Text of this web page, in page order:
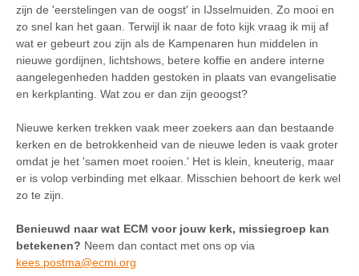
zijn de 'eerstelingen van de oogst' in IJsselmuiden. Zo mooi en
zo snel kan het gaan. Terwijl ik naar de foto kijk vraag ik mij af
wat er gebeurt zou zijn als de Kampenaren hun middelen in
nieuwe gordijnen, lichtshows, betere koffie en andere interne
aangelegenheden hadden gestoken in plaats van evangelisatie
en kerkplanting. Wat zou er dan zijn geoogst?
Nieuwe kerken trekken vaak meer zoekers aan dan bestaande
kerken en de betrokkenheid van de nieuwe leden is vaak groter
omdat je het 'samen moet rooien.' Het is klein, kneuterig, maar
er is volop verbinding met elkaar. Misschien behoort de kerk wel
zo te zijn.
Benieuwd naar wat ECM voor jouw kerk, missiegroep kan
betekenen? Neem dan contact met ons op via
kees.postma@ecmi.org